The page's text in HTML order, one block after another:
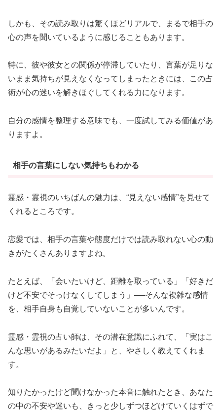
しかも、その読み取りは驚くほどリアルで、まるで相手の
心の声を聞いているように感じることもあります。
特に、彼や彼女との関係が停滞していたり、言葉が足りな
いまま気持ちが見えなくなってしまったときには、この占
術が心の迷いを解きほぐしてくれる力になります。
自分の感情を整理する意味でも、一度試してみる価値があ
りますよ。
相手の言葉にしない気持ちもわかる
霊感・霊視のいちばんの魅力は、“見えない感情”を見せて
くれるところです。
恋愛では、相手の言葉や態度だけでは読み取れない心の動
きがたくさんありますよね。
たとえば、「会いたいけど、距離を取っている」「好きだ
けど不安でそっけなくしてしまう」──そんな複雑な感情
を、相手自身も自覚していないことが多いんです。
霊感・霊視の占い師は、その潜在意識にふれて、「実はこ
んな思いがあるみたいだよ」と、やさしく教えてくれま
す。
知りたかったけど聞けなかった本音に触れたとき、あなた
の中の不安や迷いも、きっと少しずつほどけていくはずで